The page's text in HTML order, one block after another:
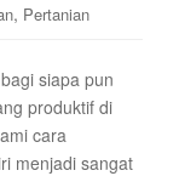
, Pertanian
siapa pun
produktif di
cara
menjadi sangat